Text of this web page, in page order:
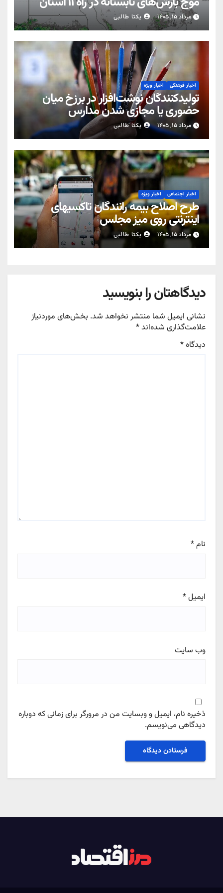
مرداد ۱۵, ۱۴۰۵ یکتا طالبی
اخبار فرهنگی اخبار ویژه
تولیدکنندگان نوشت‌افزار در برزخ میان
حضوری یا مجازی شدن مدارس
مرداد ۱۵, ۱۴۰۵ یکتا طالبی
اخبار اجتماعی اخبار ویژه
طرح اصلاح بیمه رانندگان تاکسیهای
اینترنتی روی میز مجلس
مرداد ۱۵, ۱۴۰۵ یکتا طالبی
دیدگاهتان را بنویسید
نشانی ایمیل شما منتشر نخواهد شد. بخش‌های موردنیاز
علامت‌گذاری شده‌اند*
دیدگاه*
نام*
ایمیل*
وب‌ سایت
ذخیره نام، ایمیل و وبسایت من در مرورگر برای زمانی که دوباره
دیدگاهی می‌نویسم.